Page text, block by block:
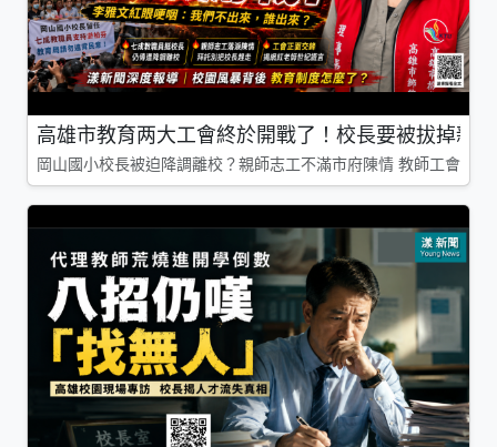
高雄市教育两大工會終於開戰了！校長要被拔掉親
岡山國小校長被迫降調離校？親師志工不滿市府陳情 教師工會槓